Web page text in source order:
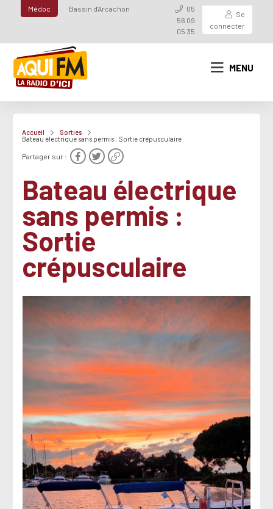
Médoc Bassin d'Arcachon
05
56 09
05 35
Se
connecter
MENU
Accueil
Sorties
Bateau électrique sans permis : Sortie crépusculaire
Partager sur :
Bateau électrique
sans permis :
Sortie
crépusculaire